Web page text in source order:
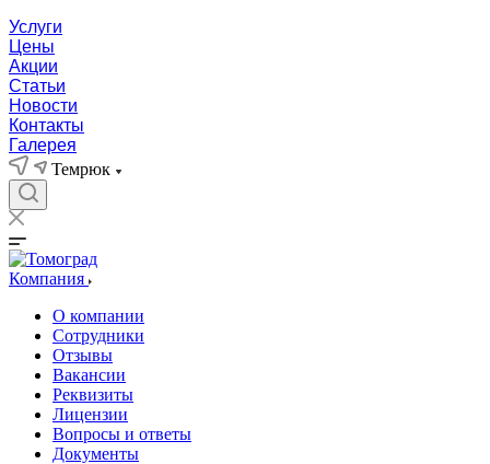
Услуги
Цены
Акции
Статьи
Новости
Контакты
Галерея
Темрюк
Компания
О компании
Сотрудники
Отзывы
Вакансии
Реквизиты
Лицензии
Вопросы и ответы
Документы